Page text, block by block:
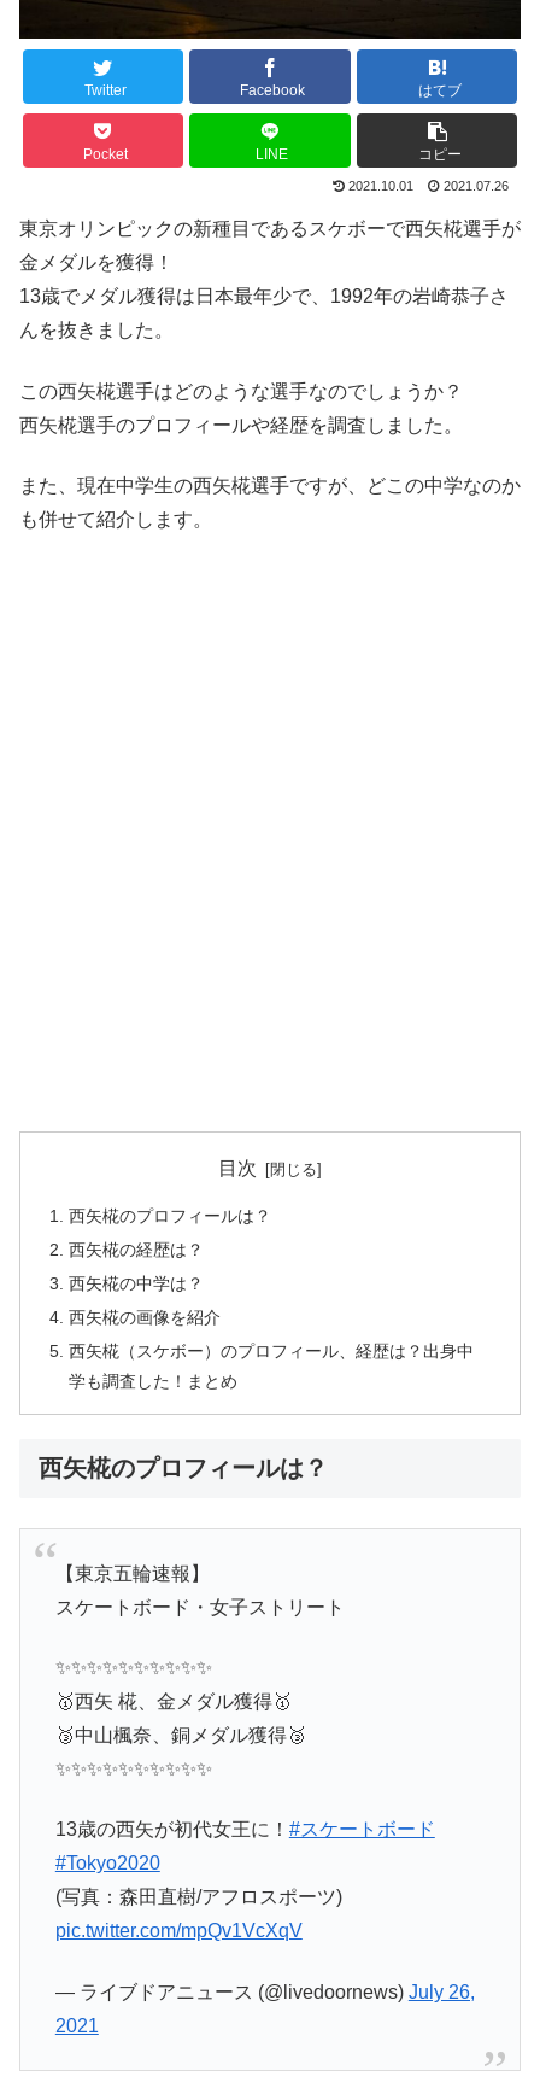
Twitter Facebook はてブ
Pocket LINE コピー
2021.10.01 2021.07.26
東京オリンピックの新種目であるスケボーで西矢椛選手が
金メダルを獲得！
13歳でメダル獲得は日本最年少で、1992年の岩崎恭子さ
んを抜きました。
この西矢椛選手はどのような選手なのでしょうか？
西矢椛選手のプロフィールや経歴を調査しました。
また、現在中学生の西矢椛選手ですが、どこの中学なのか
も併せて紹介します。
目次
西矢椛のプロフィールは？
西矢椛の経歴は？
西矢椛の中学は？
西矢椛の画像を紹介
西矢椛（スケボー）のプロフィール、経歴は？出身中
学も調査した！まとめ
西矢椛のプロフィールは？
【東京五輪速報】
スケートボード・女子ストリート
✨✨✨✨✨✨✨✨✨✨
🥇西矢 椛、金メダル獲得🥇
🥉中山楓奈、銅メダル獲得🥉
✨✨✨✨✨✨✨✨✨✨
13歳の西矢が初代女王に！ #スケートボード
#Tokyo2020
(写真：森田直樹/アフロスポーツ)
pic.twitter.com/mpQv1VcXqV
— ライブドアニュース (@livedoornews) July 26,
2021